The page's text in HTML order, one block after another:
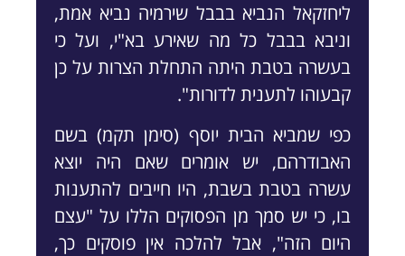
ליחזקאל הנביא בבבל שירמיה נביא אמת,
וניבא בבבל כל מה שאירע בא"י, ועל כי
בעשרה בטבת היתה התחלת הצרות על כן
קבעוהו לתענית לדורות".
כפי שמביא הבית יוסף (סימן תקמ) בשם
האבודרהם, יש אומרים שאם היה יוצא
עשרה בטבת בשבת, היו חייבים להתענות
בו, כי יש סמך מן הפסוקים הללו על "עצם
היום הזה", אבל להלכה אין פוסקים כך,